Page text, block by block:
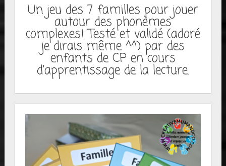
Un jeu des 7 familles pour jouer
autour des phonèmes
complexes! Testé et validé (adoré
je dirais même ^^) par des
enfants de CP en cours
d'apprentissage de la lecture.